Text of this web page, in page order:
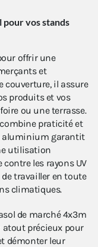
pour vos stands
offrir une
et
couverture, il assure
produits et vos
ou une terrasse.
praticité et
aluminium garantit
utilisation
les rayons UV
travailler en toute
climatiques.
de marché 4x3m
atout précieux pour
démonter leur